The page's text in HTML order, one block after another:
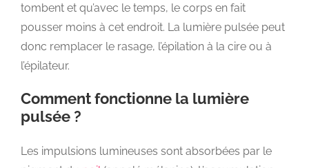
tombent et qu’avec le temps, le corps en fait
pousser moins à cet endroit. La lumière pulsée peut
donc remplacer le rasage, l’épilation à la cire ou à
l’épilateur.
Comment fonctionne la lumière
pulsée ?
Les impulsions lumineuses sont absorbées par le